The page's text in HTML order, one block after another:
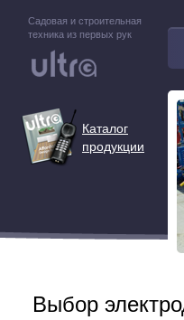
Садовая и строительная
техника из первых рук
Каталог
продукции
Выбор